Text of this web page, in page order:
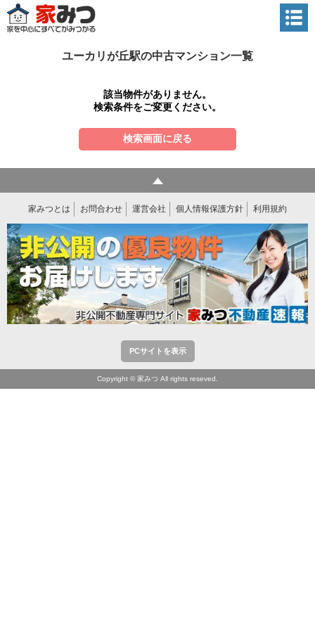
ユーカリが丘駅の中古マンション一覧
該当物件がありません。
検索条件をご変更ください。
検索画面に戻る
家みつとは お問合わせ 運営会社 個人情報保護方針 利用規約
PCサイトを表示
Copyright © 家みつ All rights reseved.